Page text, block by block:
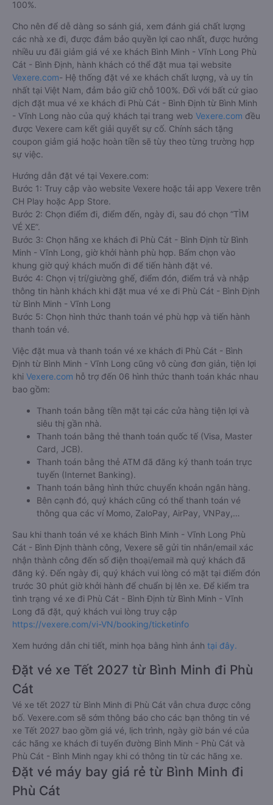
100%.
Cho nên để dễ dàng so sánh giá, xem đánh giá chất lượng
các nhà xe đi, được đảm bảo quyền lợi cao nhất, được hưởng
nhiều ưu đãi giảm giá vé xe khách Bình Minh - Vĩnh Long Phù
Cát - Bình Định, hành khách có thể đặt mua tại website
Vexere.com- Hệ thống đặt vé xe khách chất lượng, và uy tín
nhất tại Việt Nam, đảm bảo giữ chỗ 100%. Đối với bất cứ giao
dịch đặt mua vé xe khách đi Phù Cát - Bình Định từ Bình Minh
- Vĩnh Long nào của quý khách tại trang web Vexere.com đều
được Vexere cam kết giải quyết sự cố. Chính sách tặng
coupon giảm giá hoặc hoàn tiền sẽ tùy theo từng trường hợp
sự việc.
Hướng dẫn đặt vé tại Vexere.com:
Bước 1: Truy cập vào website Vexere hoặc tải app Vexere trên
CH Play hoặc App Store.
Bước 2: Chọn điểm đi, điểm đến, ngày đi, sau đó chọn “TÌM
VÉ XE”.
Bước 3: Chọn hãng xe khách đi Phù Cát - Bình Định từ Bình
Minh - Vĩnh Long, giờ khởi hành phù hợp. Bấm chọn vào
khung giờ quý khách muốn đi để tiến hành đặt vé.
Bước 4: Chọn vị trí/giường ghế, điểm đón, điểm trả và nhập
thông tin hành khách khi đặt mua vé xe đi Phù Cát - Bình Định
từ Bình Minh - Vĩnh Long
Bước 5: Chọn hình thức thanh toán vé phù hợp và tiến hành
thanh toán vé.
Việc đặt mua và thanh toán vé xe khách đi Phù Cát - Bình
Định từ Bình Minh - Vĩnh Long cũng vô cùng đơn giản, tiện lợi
khi Vexere.com hỗ trợ đến 06 hình thức thanh toán khác nhau
bao gồm:
Thanh toán bằng tiền mặt tại các cửa hàng tiện lợi và
siêu thị gần nhà.
Thanh toán bằng thẻ thanh toán quốc tế (Visa, Master
Card, JCB).
Thanh toán bằng thẻ ATM đã đăng ký thanh toán trực
tuyến (Internet Banking).
Thanh toán bằng hình thức chuyển khoản ngân hàng.
Bên cạnh đó, quý khách cũng có thể thanh toán vé
thông qua các ví Momo, ZaloPay, AirPay, VNPay,…
Sau khi thanh toán vé xe khách Bình Minh - Vĩnh Long Phù
Cát - Bình Định thành công, Vexere sẽ gửi tin nhắn/email xác
nhận thành công đến số điện thoại/email mà quý khách đã
đăng ký. Đến ngày đi, quý khách vui lòng có mặt tại điểm đón
trước 30 phút giờ khởi hành để chuẩn bị lên xe. Để kiểm tra
tình trạng vé xe đi Phù Cát - Bình Định từ Bình Minh - Vĩnh
Long đã đặt, quý khách vui lòng truy cập
https://vexere.com/vi-VN/booking/ticketinfo
Xem hướng dẫn chi tiết, minh họa bằng hình ảnh tại đây.
Đặt vé xe Tết 2027 từ Bình Minh đi Phù
Cát
Vé xe tết 2027 từ Bình Minh đi Phù Cát vẫn chưa được công
bố. Vexere.com sẽ sớm thông báo cho các bạn thông tin vé
xe Tết 2027 bao gồm giá vé, lịch trình, ngày giờ bán vé của
các hãng xe khách đi tuyến đường Bình Minh - Phù Cát và
Phù Cát - Bình Minh ngay khi có thông tin từ các hãng xe.
Đặt vé máy bay giá rẻ từ Bình Minh đi
Phù Cát